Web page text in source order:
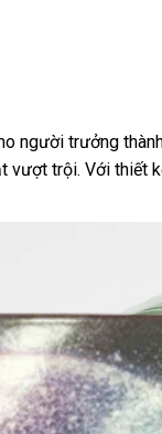
trưởng
trội. Với thiết